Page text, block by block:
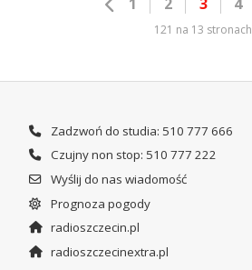
121 na 13 stronach
Zadzwoń do studia: 510 777 666
Czujny non stop: 510 777 222
Wyślij do nas wiadomość
Prognoza pogody
radioszczecin.pl
radioszczecinextra.pl